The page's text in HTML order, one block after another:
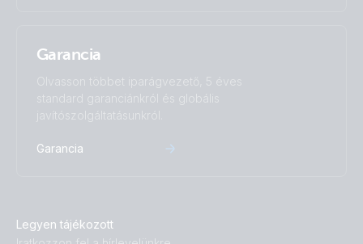
Garancia
Olvasson többet iparágvezető, 5 éves
standard garanciánkról és globális
javítószolgáltatásunkról.
Garancia
Legyen tájékozott